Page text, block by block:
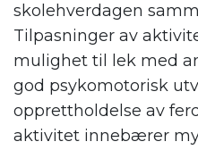
skolehverdagen
Tilpasninger av
mulighet til lek med
god psykomotorisk
opprettholdelse av
aktivitet innebærer